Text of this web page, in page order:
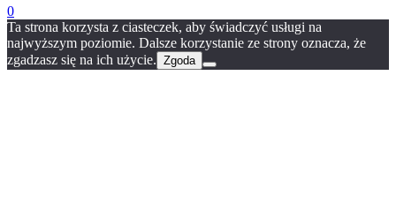
0
Ta strona korzysta z ciasteczek, aby świadczyć usługi na
najwyższym poziomie. Dalsze korzystanie ze strony oznacza, że
zgadzasz się na ich użycie. Zgoda